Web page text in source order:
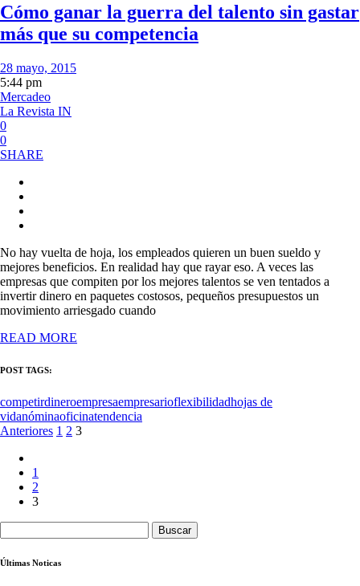
Cómo ganar la guerra del talento sin gastar
más que su competencia
28 mayo, 2015
5:44 pm
Mercadeo
La Revista IN
0
0
SHARE
No hay vuelta de hoja, los empleados quieren un buen sueldo y
mejores beneficios. En realidad hay que rayar eso. A veces las
empresas que compiten por los mejores talentos se ven tentados a
invertir dinero en paquetes costosos, pequeños presupuestos un
movimiento arriesgado cuando
READ MORE
POST TAGS:
competirdineroempresaempresarioflexibilidadhojas de
vidanóminaoficinatendencia
Paginación
entradas
Anteriores 1 2 3
1
2
3
Últimas Noticas